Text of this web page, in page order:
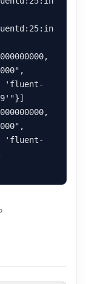
'fluent-
'fluent-